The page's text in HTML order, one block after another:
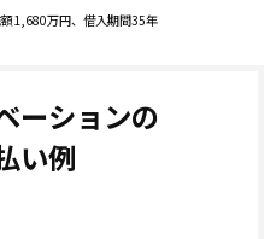
1,680万円、借入期間35年
ーションの
い例